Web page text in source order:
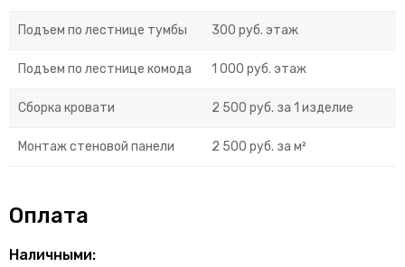
Подъем по лестнице тумбы 300 руб. этаж
Подъем по лестнице комода 1 000 руб. этаж
Сборка кровати 2 500 руб. за 1 изделие
Монтаж стеновой панели 2 500 руб. за м²
Оплата
Наличными: